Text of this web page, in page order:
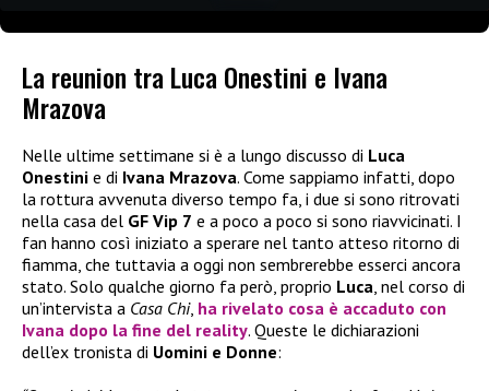
La reunion tra Luca Onestini e Ivana
Mrazova
Nelle ultime settimane si è a lungo discusso di Luca
Onestini e di Ivana Mrazova. Come sappiamo infatti, dopo
la rottura avvenuta diverso tempo fa, i due si sono ritrovati
nella casa del GF Vip 7 e a poco a poco si sono riavvicinati. I
fan hanno così iniziato a sperare nel tanto atteso ritorno di
fiamma, che tuttavia a oggi non sembrerebbe esserci ancora
stato. Solo qualche giorno fa però, proprio Luca, nel corso di
un’intervista a Casa Chi, ha rivelato cosa è accaduto con
Ivana dopo la fine del reality. Queste le dichiarazioni
dell’ex tronista di Uomini e Donne: